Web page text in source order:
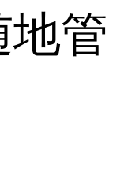
管